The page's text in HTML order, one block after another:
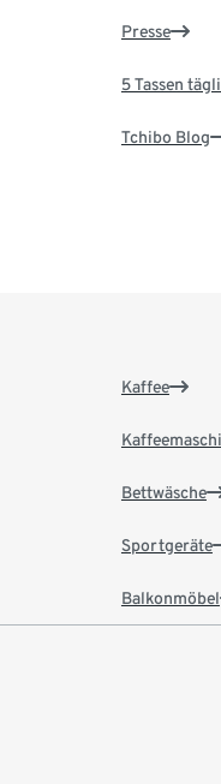
Presse
5 Tassen
Tchibo Blog
Kaffee
Bettwäsche
Sportgeräte
Balkonmöbel